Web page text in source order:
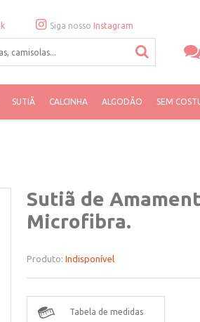
Siga nosso Instagram
SUTIÃ CALCINHA ALGODÃO SEM
Sutiã de
Microfibra.
Produto: Indisponível
Tabela de medidas